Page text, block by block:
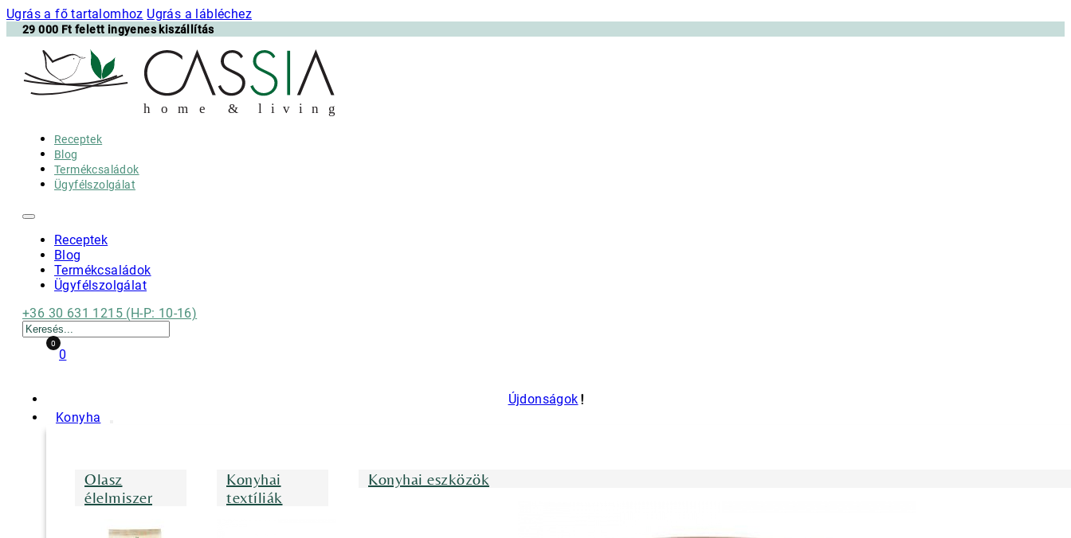
Ugrás a fő tartalomhoz Ugrás a lábléchez
29 000 Ft felett ingyenes kiszállítás
h o m e & l i v i n g
Receptek
Blog
Termékcsaládok
Ügyfélszolgálat
Receptek
Blog
Termékcsaládok
Ügyfélszolgálat
+36 30 631 1215 (H-P: 10-16)
Keresés
0
0
Újdonságok
Konyha
Olasz
élelmiszer
Konyhai
textíliák
Konyhai eszközök